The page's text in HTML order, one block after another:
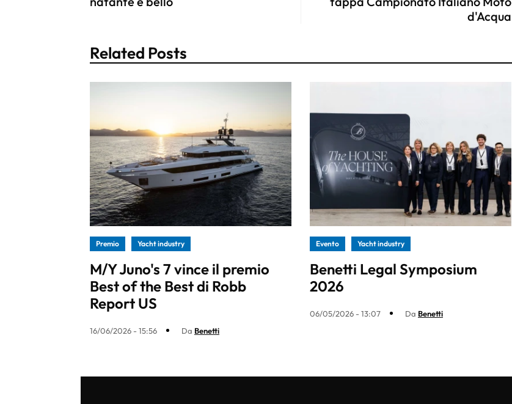
d'Acqua
Related Posts
Premio Yacht industry
M/Y Juno's 7 vince il premio
Best of the Best di Robb
Report US
16/06/2026 - 15:56 Da Benetti
Evento Yacht industry
Benetti Legal Symposium
2026
06/05/2026 - 13:07 Da Benetti